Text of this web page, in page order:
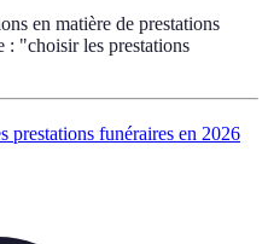
en matière de prestations
: "choisir les prestations
prestations funéraires en 2026